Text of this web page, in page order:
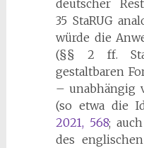
deutscher
35 StaRUG
würde die
(§§ 2 ff.
gestaltbaren
– unabhängig
(so etwa die
2021, 568;
des